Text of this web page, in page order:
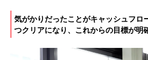
気がかりだったことがキャッシュフロ
つクリアになり、これからの目標が明